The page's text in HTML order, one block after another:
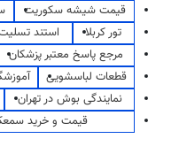
قیمت شیشه سکوریت
تور کربلا
استند
مرجع پاسخ معتبر پزشکان
قطعات لباسشویی
نمایندگی بوش در تهران
قیمت و خرید